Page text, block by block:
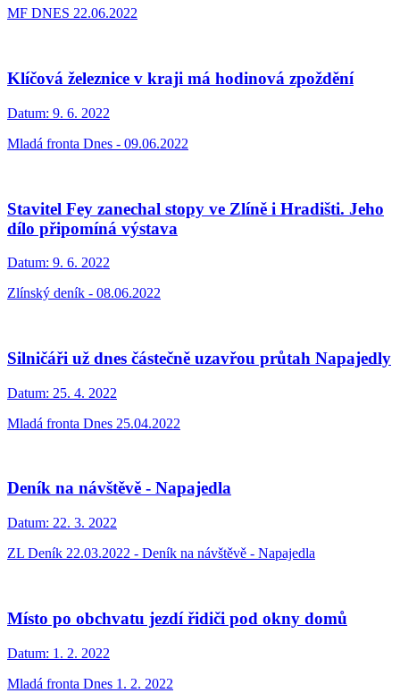
MF DNES 22.06.2022
Klíčová železnice v kraji má hodinová zpoždění
Datum: 9. 6. 2022
Mladá fronta Dnes - 09.06.2022
Stavitel Fey zanechal stopy ve Zlíně i Hradišti. Jeho
dílo připomíná výstava
Datum: 9. 6. 2022
Zlínský deník - 08.06.2022
Silničáři už dnes částečně uzavřou průtah Napajedly
Datum: 25. 4. 2022
Mladá fronta Dnes 25.04.2022
Deník na návštěvě - Napajedla
Datum: 22. 3. 2022
ZL Deník 22.03.2022 - Deník na návštěvě - Napajedla
Místo po obchvatu jezdí řidiči pod okny domů
Datum: 1. 2. 2022
Mladá fronta Dnes 1. 2. 2022